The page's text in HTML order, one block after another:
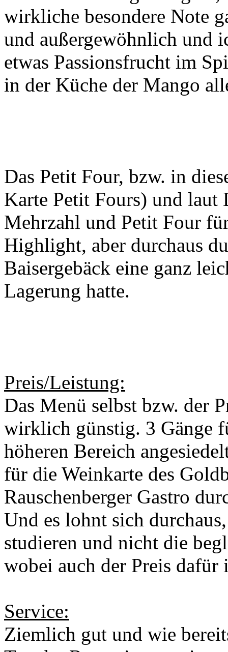
wirkliche besondere Note
und außergewöhnlich und
etwas Passionsfrucht im
in der Küche der Mango
Das Petit Four, bzw. in
Karte Petit Fours) und laut
Mehrzahl und Pe­tit Four
Highlight, aber durchaus
Baisergebäck eine ganz
Lagerung hatte.
Preis/Leistung:
Das Menü selbst bzw. der
wirklich günstig. 3 Gänge
höheren Bereich
für die Weinkarte des
Rauschenberger Gastro
Und es lohnt sich
studieren und nicht die
wobei auch der Preis dafür
Service:
Ziemlich gut und wie